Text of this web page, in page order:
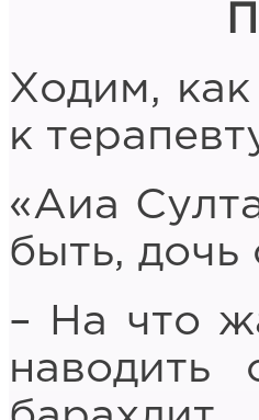
Ходим,
к
«Аиа
быть, дочь
– На что
наводить